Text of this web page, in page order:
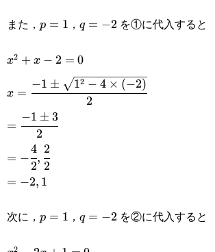
また， p=1
p = 1 ， q=-2
q = −2 を①に代入すると
x^2+x-
x2 + x − 2 = 0
x=\cfrac{-1\pm\sqrt{1^2-
4\times(-2)}}{2}
x =
2
−1 ± 12 − 4 × (−2)
=\cfrac{-1\pm3}
=
2
−1 ± 3
=-\cfrac{4}
{2},\cfrac{2}
= −
2
4
,
2
2
=-2,1
= −2, 1
次に， p=1
p = 1 ， q=-2
q = −2 を②に代入すると
2